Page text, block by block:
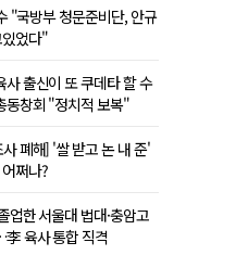
"국방부 청문준비단, 안규
었다"
출신이 또 쿠데타 할 수
창회 "정치적 보복"
폐해] '쌀 받고 논 내 준'
쩌나?
업한 서울대 법대·충암고
육사 통합 직격